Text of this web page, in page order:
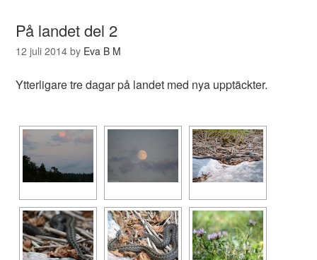
På landet del 2
12 juli 2014 by Eva B M
Ytterligare tre dagar på landet med nya upptäckter.